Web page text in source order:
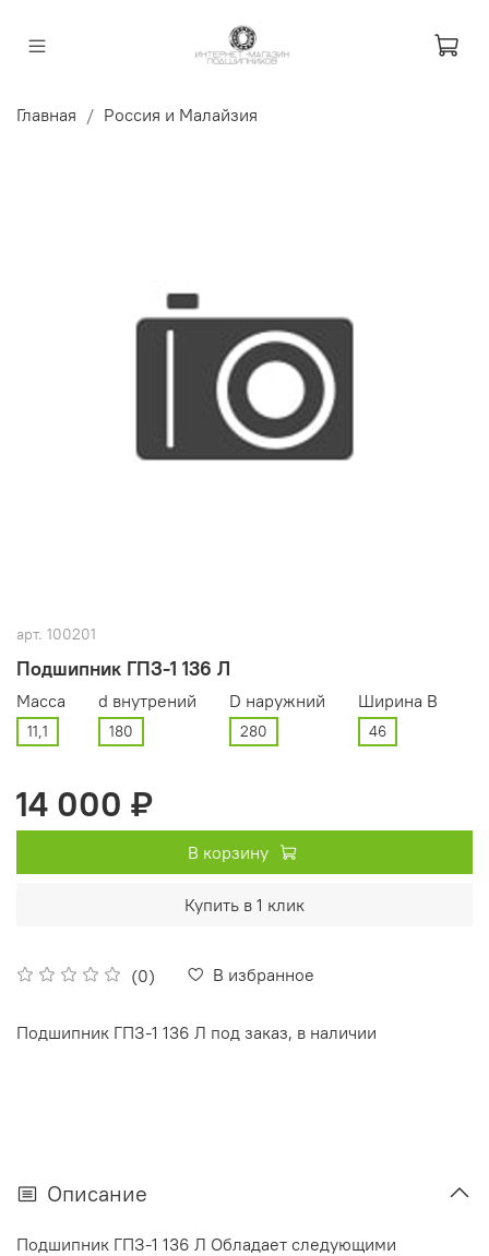
Главная Россия и Малайзия
арт. 100201
Подшипник ГПЗ-1 136 Л
(0) В избранное
Масса
11,1
d внутрений
180
D наружний
280
Ширина В
46
14 000 ₽
В корзину
Купить в 1 клик
Подшипник ГПЗ-1 136 Л под заказ, в наличии
Описание
Подшипник ГПЗ-1 136 Л Обладает следующими